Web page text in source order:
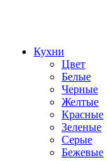
Кухни
Цвет
Белые
Черные
Желтые
Красные
Зеленые
Серые
Бежевые